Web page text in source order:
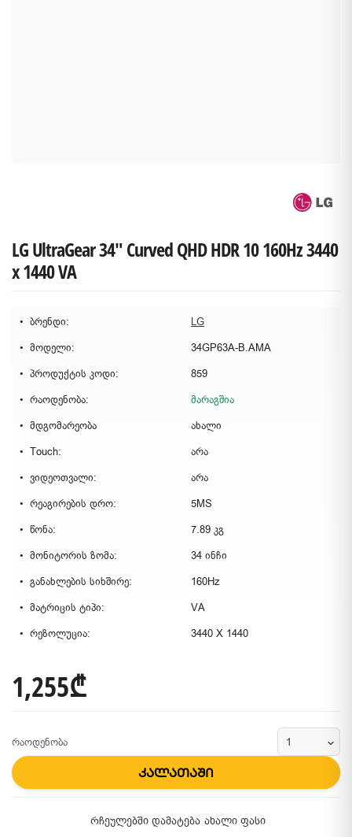
LG UltraGear 34" Curved QHD HDR 10 160Hz 3440
x 1440 VA
ბრენდი:
LG
მოდელი:
34GP63A-B.AMA
პროდუქტის კოდი:
859
რაოდენობა:
მარაგშია
მდგომარეობა
ახალი
Touch:
არა
ვიდეოთვალი:
არა
რეაგირების დრო:
5MS
წონა:
7.89 კგ
მონიტორის ზომა:
34 ინჩი
განახლების სიხშირე:
160Hz
მატრიცის ტიპი:
VA
რეზოლუცია:
3440 X 1440
1,255₾
რაოდენობა
კალათაში
რჩეულებში დამატება ახალი ფასი